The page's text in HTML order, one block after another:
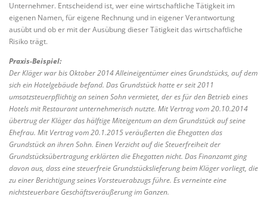
Unternehmer. Entscheidend ist, wer eine wirtschaftliche Tätigkeit im
eigenen Namen, für eigene Rechnung und in eigener Verantwortung
ausübt und ob er mit der Ausübung dieser Tätigkeit das wirtschaftliche
Risiko trägt.
Praxis-Beispiel:
Der Kläger war bis Oktober 2014 Alleineigentümer eines Grundstücks, auf dem
sich ein Hotelgebäude befand. Das Grundstück hatte er seit 2011
umsatzsteuerpflichtig an seinen Sohn vermietet, der es für den Betrieb eines
Hotels mit Restaurant unternehmerisch nutzte. Mit Vertrag vom 20.10.2014
übertrug der Kläger das hälftige Miteigentum an dem Grundstück auf seine
Ehefrau. Mit Vertrag vom 20.1.2015 veräußerten die Ehegatten das
Grundstück an ihren Sohn. Einen Verzicht auf die Steuerfreiheit der
Grundstücksübertragung erklärten die Ehegatten nicht. Das Finanzamt ging
davon aus, dass eine steuerfreie Grundstückslieferung beim Kläger vorliegt, die
zu einer Berichtigung seines Vorsteuerabzugs führe. Es verneinte eine
nichtsteuerbare Geschäftsveräußerung im Ganzen.